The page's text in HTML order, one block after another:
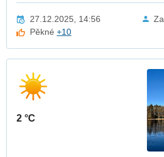
27.12.2025, 14:56
Pěkné+10
2 °C